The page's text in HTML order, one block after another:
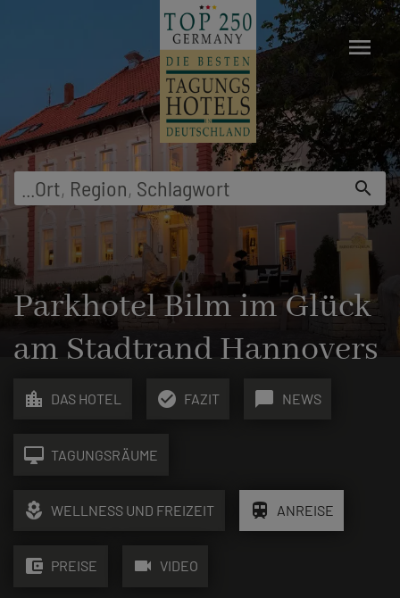
Ort, Region, Schlagwort search
menu
Parkhotel Bilm im Glück
am Stadtrand Hannovers
location_city DAS HOTEL check_circle FAZIT chat_bubble NEWS
desktop_mac TAGUNGSRÄUME
local_florist WELLNESS UND FREIZEIT train ANREISE
account_balance_wallet PREISE videocam VIDEO